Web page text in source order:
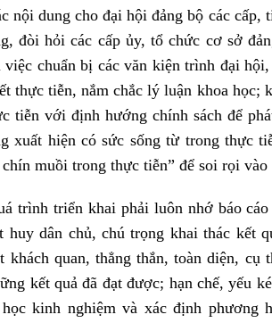
nội dung cho đại hội đảng bộ các
đòi hỏi các cấp ủy, tổ chức cơ sở
chuẩn bị các văn kiện trình đại
thực tiễn, nắm chắc lý luận khoa học;
tiễn với định hướng chính sách để
xuất hiện có sức sống từ trong thực
muồi trong thực tiễn” để soi rọi
trình triển khai phải luôn nhớ báo
huy dân chủ, chú trọng khai thác kết
khách quan, thẳng thắn, toàn diện,
kết quả đã đạt được; hạn chế, yếu
kinh nghiệm và xác định phương